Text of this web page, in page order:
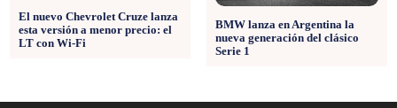
El nuevo Chevrolet Cruze lanza
esta versión a menor precio: el
LT con Wi-Fi
BMW lanza en Argentina la
nueva generación del clásico
Serie 1